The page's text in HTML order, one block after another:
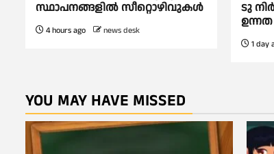
സ്ഥാപനങ്ങളിൽ സീറ്റൊഴിവുകൾ
4 hours ago news desk
ടു
ഉന്നത
1 day
YOU MAY HAVE MISSED